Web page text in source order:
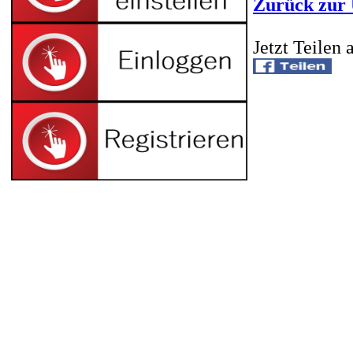
Zurück zur
Jetzt Teilen